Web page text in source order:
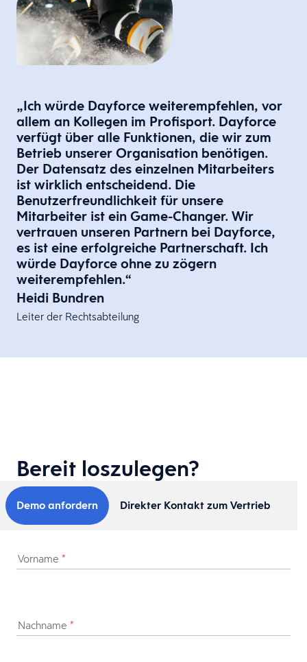
„Ich würde Dayforce weiterempfehlen, vor
allem an Kollegen im Profisport. Dayforce
verfügt über alle Funktionen, die wir zum
Betrieb unserer Organisation benötigen.
Der Datensatz des einzelnen Mitarbeiters
ist wirklich entscheidend. Die
Benutzerfreundlichkeit für unsere
Mitarbeiter ist ein Game-Changer. Wir
vertrauen unseren Partnern bei Dayforce,
es ist eine erfolgreiche Partnerschaft. Ich
würde Dayforce ohne zu zögern
weiterempfehlen.“
Heidi Bundren
Leiter der Rechtsabteilung
Bereit loszulegen?
Demo anfordern Direkter Kontakt zum Vertrieb
Vorname *
Nachname *